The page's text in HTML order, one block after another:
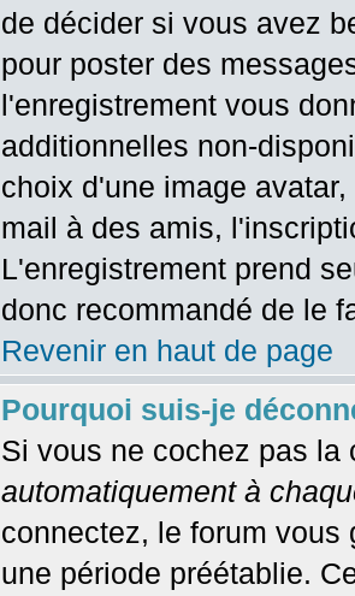
de décider si vous avez
pour poster des
l'enregistrement vous
additionnelles non-
choix d'une image
mail à des amis,
L'enregistrement prend
donc recommandé de le
Revenir en haut de page
Pourquoi suis-je
Si vous ne cochez pas
automatiquement à
connectez, le forum vous
une période préétablie.